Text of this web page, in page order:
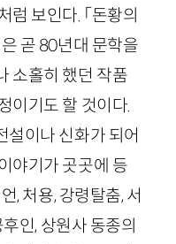
보인다. 「돈황의
곧 80년대 문학을
소홀히 했던 작품
이기도 할 것이다.
설이나 신화가 되어
야기가 곳곳에 등
, 처용, 강령탈춤, 서
인, 상원사 동종의